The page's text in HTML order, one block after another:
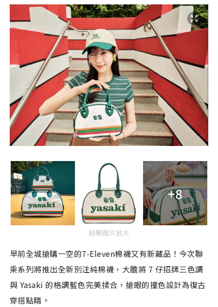
+8
點擊圖片放大
早前全城搶購一空的7-Eleven棉襪又有新藏品！今次聯
乘系列將推出全新別注純棉襪，大膽將 7 仔招牌三色調
與 Yasaki 的格調藍色完美揉合，搶眼的撞色設計為復古
穿搭點睛。